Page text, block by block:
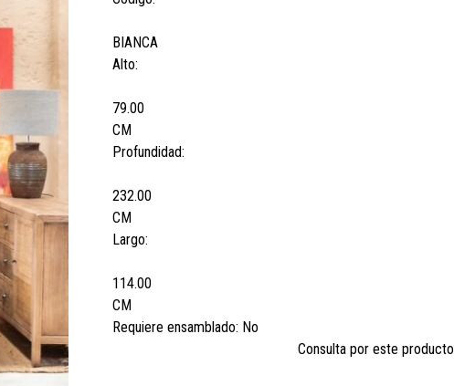
BIANCA
Alto:
79.00
CM
Profundidad:
232.00
CM
Largo:
114.00
CM
Requiere ensamblado: No
Consulta por este producto